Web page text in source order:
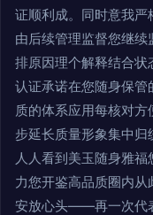
证顺利成。同时意我
由后续管理监督您继
排原因理个解释结合
认证承诺在您随身保
质的体系应用每核对
步延长质量形象集中归
人人看到美玉随身雅
力您开鉴高品质圈内
安放心头——再一次代